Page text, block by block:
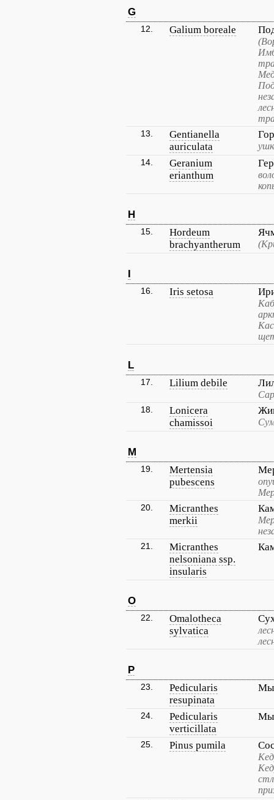
G
12. Galium boreale
13.
Gentianella
auriculata
14.
Geranium
erianthum
H
15.
Hordeum
brachyantherum
I
16. Iris setosa
L
17. Lilium debile
18.
Lonicera
chamissoi
M
19.
Mertensia
pubescens
20.
Micranthes
merkii
21.
Micranthes
nelsoniana ssp.
insularis
O
22.
Omalotheca
sylvatica
P
23.
Pedicularis
resupinata
24.
Pedicularis
verticillata
25. Pinus pumila